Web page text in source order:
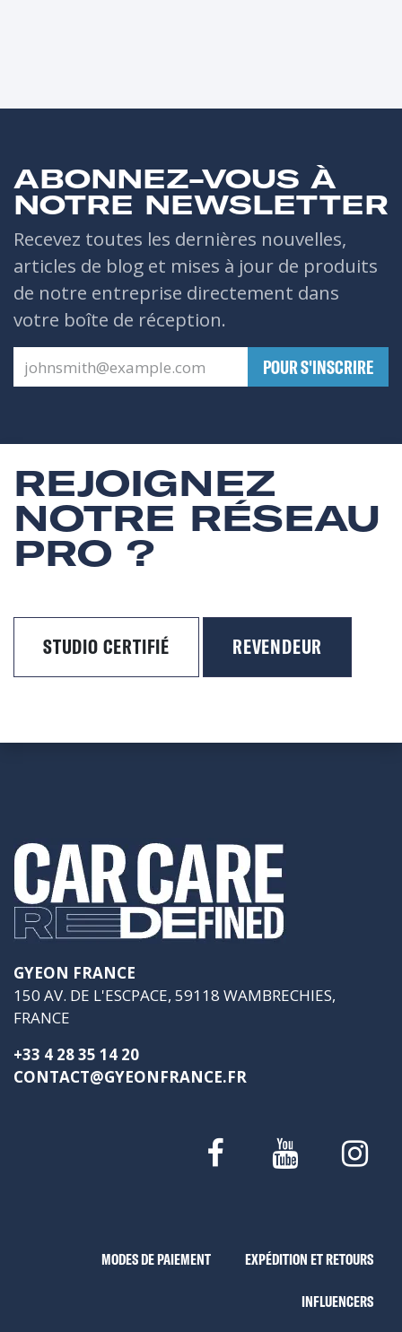
ABONNEZ-VOUS À
NOTRE NEWSLETTER
Recevez toutes les dernières nouvelles,
articles de blog et mises à jour de produits
de notre entreprise directement dans
votre boîte de réception.
​POUR S'INSCRIRE
REJOIGNEZ
NOTRE RÉSEAU
PRO ?
STUDIO CERTIFIÉ REVENDEUR
GYEON FRANCE
150 AV. DE L'ESCPACE, 59118 WAMBRECHIES,
FRANCE
+33 4 28 35 14 20
CONTACT@GYEONFRANCE.FR
MODES DE PAIEMENT EXPÉDITION ET RETOURS
INFLUENCERS